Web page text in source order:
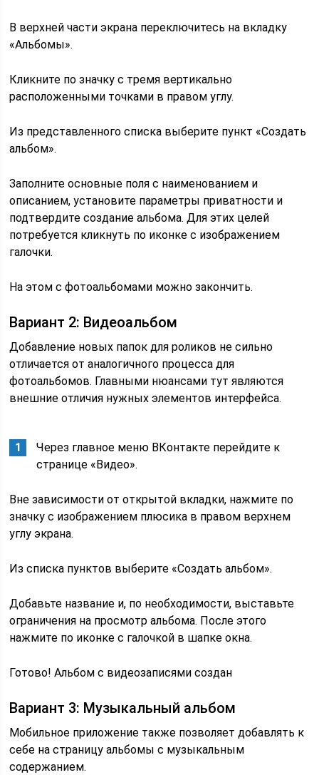
В верхней части экрана переключитесь на вкладку
«Альбомы».
Кликните по значку с тремя вертикально
расположенными точками в правом углу.
Из представленного списка выберите пункт «Создать
альбом».
Заполните основные поля с наименованием и
описанием, установите параметры приватности и
подтвердите создание альбома. Для этих целей
потребуется кликнуть по иконке с изображением
галочки.
На этом с фотоальбомами можно закончить.
Вариант 2: Видеоальбом
Добавление новых папок для роликов не сильно
отличается от аналогичного процесса для
фотоальбомов. Главными нюансами тут являются
внешние отличия нужных элементов интерфейса.
Через главное меню ВКонтакте перейдите к
странице «Видео».
Вне зависимости от открытой вкладки, нажмите по
значку с изображением плюсика в правом верхнем
углу экрана.
Из списка пунктов выберите «Создать альбом».
Добавьте название и, по необходимости, выставьте
ограничения на просмотр альбома. После этого
нажмите по иконке с галочкой в шапке окна.
Готово! Альбом с видеозаписями создан
Вариант 3: Музыкальный альбом
Мобильное приложение также позволяет добавлять к
себе на страницу альбомы с музыкальным
содержанием.